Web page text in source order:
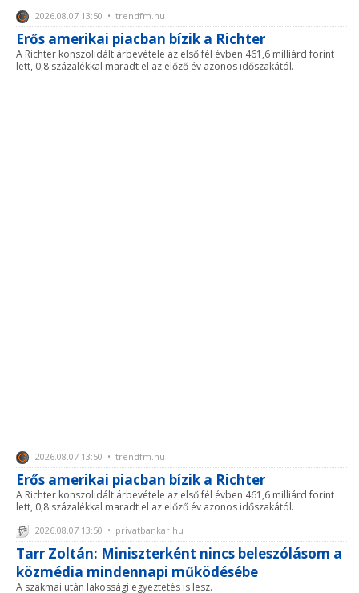
2026.08.07 13:50 • trendfm.hu
Erős amerikai piacban bízik a Richter
A Richter konszolidált árbevétele az első fél évben 461,6 milliárd forint
lett, 0,8 százalékkal maradt el az előző év azonos időszakától.
2026.08.07 13:50 • trendfm.hu
Erős amerikai piacban bízik a Richter
A Richter konszolidált árbevétele az első fél évben 461,6 milliárd forint
lett, 0,8 százalékkal maradt el az előző év azonos időszakától.
2026.08.07 13:50 • privatbankar.hu
Tarr Zoltán: Miniszterként nincs beleszólásom a
közmédia mindennapi működésébe
A szakmai után lakossági egyeztetés is lesz.